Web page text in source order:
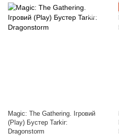
Magic: The Gathering. Ігровий
(Play) Бустер Tarkir:
Dragonstorm